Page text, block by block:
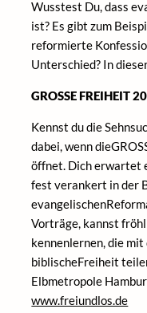
Wusstest Du, dass
ist? Es gibt zum
reformierte
Unterschied? In
GROSSE FREIHEIT
Kennst du die
dabei, wenn
öffnet. Dich erwartet
fest verankert in der
Vorträge, kannst
kennenlernen, die
biblischeFreiheit
Elbmetropole
www.freiundlos.de